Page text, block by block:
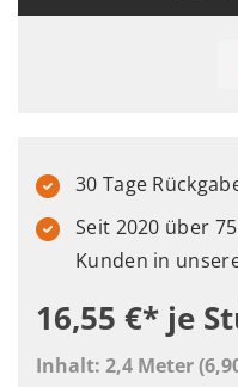
30 Tage
Seit 2020 über
Kunden in
16,55 €* je
Inhalt: 2,4 Meter